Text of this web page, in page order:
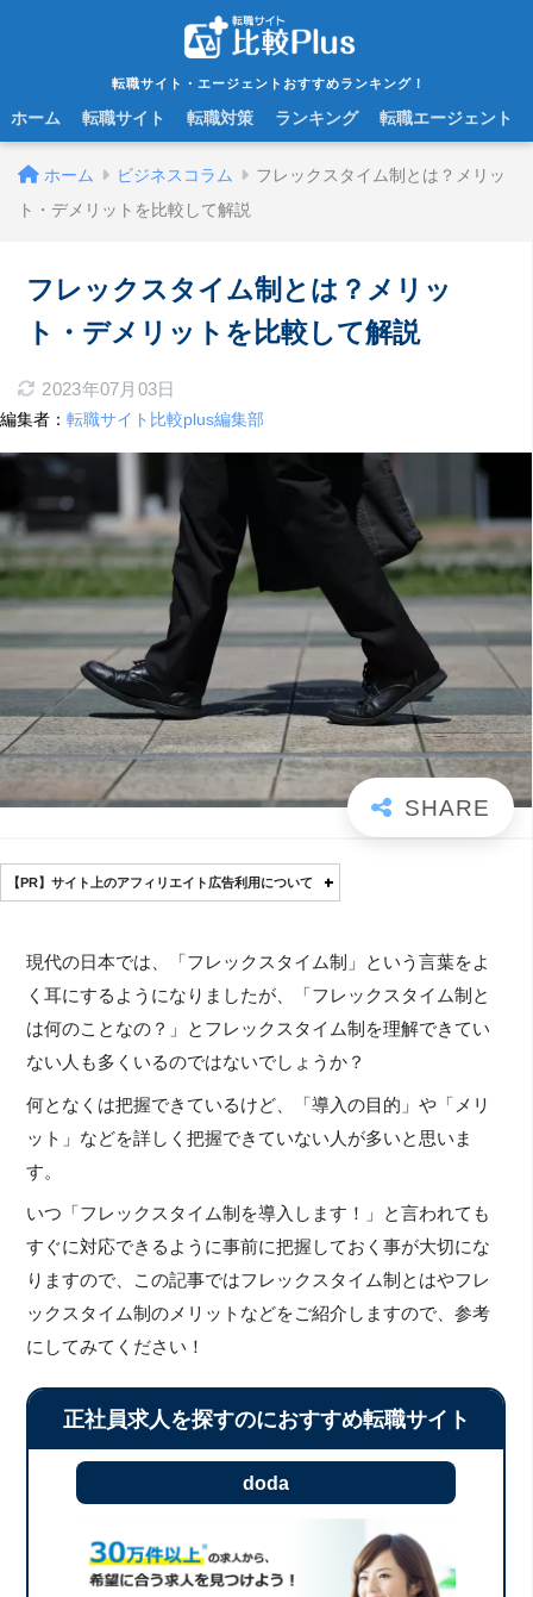
転職サイト・エージェントおすすめランキング！
ホーム 転職サイト 転職対策 ランキング 転職エージェント
ホーム ビジネスコラム
フレックスタイム制とは？メリッ
ト・デメリットを比較して解説
フレックスタイム制とは？メリッ
ト・デメリットを比較して解説
2023年07月03日
編集者： 転職サイト比較plus編集部
【PR】サイト上のアフィリエイト広告利用について
現代の日本では、「フレックスタイム制」という言葉をよ
く耳にするようになりましたが、「フレックスタイム制と
は何のことなの？」とフレックスタイム制を理解できてい
ない人も多くいるのではないでしょうか？
何となくは把握できているけど、「導入の目的」や「メリ
ット」などを詳しく把握できていない人が多いと思いま
す。
いつ「フレックスタイム制を導入します！」と言われても
すぐに対応できるように事前に把握しておく事が大切にな
りますので、この記事ではフレックスタイム制とはやフレ
ックスタイム制のメリットなどをご紹介しますので、参考
にしてみてください！
正社員求人を探すのにおすすめ転職サイト
doda